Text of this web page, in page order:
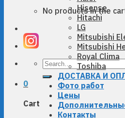
No products in the
Search
0
Cart
Hisense
Hitachi
LG
Mitsubishi
Mitsubishi
Royal Clima
Toshiba
ДОСТАВКА И
Фото работ
Цены
Контакты